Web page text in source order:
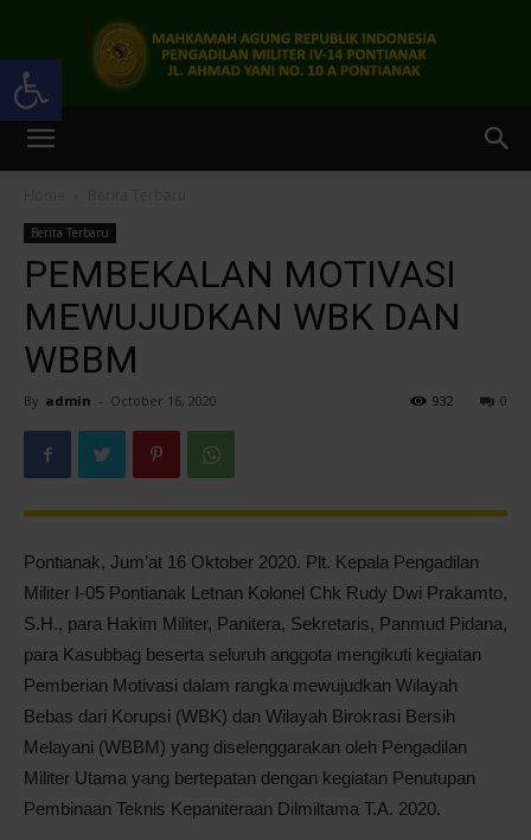
Open toolbar
Pontianak
Berita Terbaru
PEMBEKALAN MOTIVASI
MEWUJUDKAN WBK DAN
WBBM
By admin - October 16, 2020 0
932
Pontianak, Jum’at 16 Oktober 2020. Plt. Kepala Pengadilan
Militer I-05 Pontianak Letnan Kolonel Chk Rudy Dwi Prakamto,
S.H., para Hakim Militer, Panitera, Sekretaris, Panmud Pidana,
para Kasubbag beserta seluruh anggota mengikuti kegiatan
Pemberian Motivasi dalam rangka mewujudkan Wilayah
Bebas dari Korupsi (WBK) dan Wilayah Birokrasi Bersih
Melayani (WBBM) yang diselenggarakan oleh Pengadilan
Militer Utama yang bertepatan dengan kegiatan Penutupan
Pembinaan Teknis Kepaniteraan Dilmiltama T.A. 2020.